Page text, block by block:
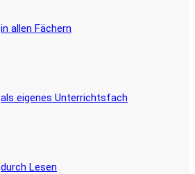
in allen Fächern
als eigenes Unterrichtsfach
durch Lesen